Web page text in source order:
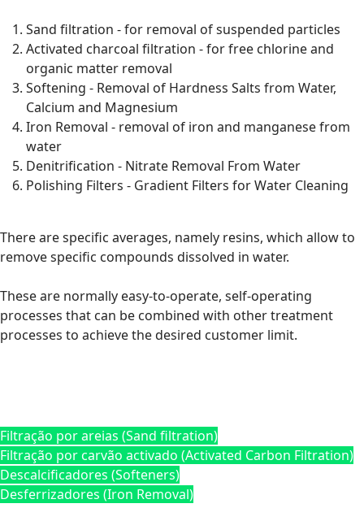
Sand filtration - for removal of suspended particles
Activated charcoal filtration - for free chlorine and
organic matter removal
Softening - Removal of Hardness Salts from Water,
Calcium and Magnesium
Iron Removal - removal of iron and manganese from
water
Denitrification - Nitrate Removal From Water
Polishing Filters - Gradient Filters for Water Cleaning
There are specific averages, namely resins, which allow to
remove specific compounds dissolved in water.
These are normally easy-to-operate, self-operating
processes that can be combined with other treatment
processes to achieve the desired customer limit.
Filtração por areias (Sand filtration)
Filtração por carvão activado (Activated Carbon Filtration)
Descalcificadores (Softeners)
Desferrizadores (Iron Removal)